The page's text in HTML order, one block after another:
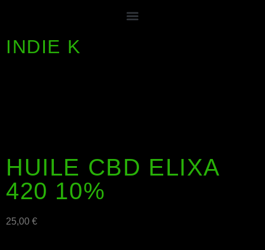
INDIE K
HUILE CBD ELIXA
420 10%
25,00 €